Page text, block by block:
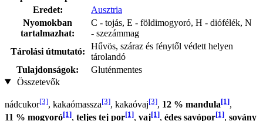
Eredet:
Ausztria
Nyomokban
tartalmazhat:
C - tojás, E - földimogyoró, H - diófélék, N
- szezámmag
Tárolási útmutató:
Hűvös, száraz és fénytől védett helyen
tárolandó
Tulajdonságok:
Gluténmentes
Összetevők
nádcukor[3], kakaómassza[3], kakaóvaj[3], 12 % mandula[1],
11 % mogyoró[1], teljes tej por[1], vaj[1], édes savópor[1], sovány